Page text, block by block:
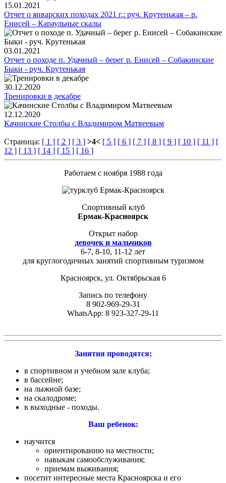
15.01.2021
Отчет о январских походах 2021 г.: руч. Крутенькая – р.
Енисей – Караульные скалы
03.01.2021
Отчет о походе п. Удачный – берег р. Енисей – Собакинские
Быки - руч. Крутенькая
30.12.2020
Тренировки в декабре
12.12.2020
Качинские Столбы с Владимиром Матвеевым
Страница: [ 1 ] [ 2 ] [ 3 ] >4< [ 5 ] [ 6 ] [ 7 ] [ 8 ] [ 9 ] [ 10 ] [ 11 ] [
12 ] [ 13 ] [ 14 ] [ 15 ] [ 16 ]
Работаем с ноября 1988 года
Спортивный клуб
Ермак-Красноярск
Открыт набор
девочек и мальчиков
6-7, 8-10, 11-12 лет
для круглогодичных занятий спортивным туризмом
Красноярск, ул. Октябрьская 6
Запись по телефону
8 902-969-29-31
WhatsApp: 8 923-327-29-11
Занятия проводятся:
в спортивном и учебном зале клуба;
в бассейне;
на лыжной базе;
на скалодроме;
в выходные - походы.
Ваш ребенок:
научится
ориентированию на местности;
навыкам самообслуживания;
приемам выживания;
посетит интересные места Красноярска и его